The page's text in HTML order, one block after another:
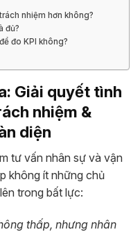
nhiệm hơn không?
đủ?
đo KPI không?
Giải quyết tình
nhiệm &
diện
tư vấn nhân sự và vận
không ít những chủ
trong bất lực:
thấp, nhưng nhân